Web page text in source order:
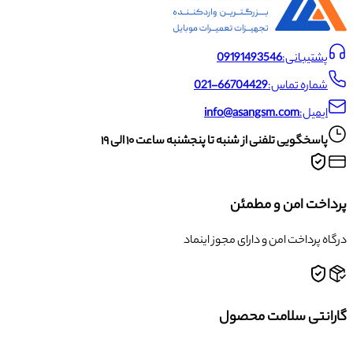
پشتیبانی:09191493546
شماره تماس:021-66704429
ایمیل:info@asangsm.com
پاسخگویی تلفنی از شنبه تا پنجشنبه ساعت ۱۰ الی ۱۹
پرداخت امن و مطمئن
درگاه پرداخت امن و دارای مجوز اینماد
گارانتی سلامت محصول